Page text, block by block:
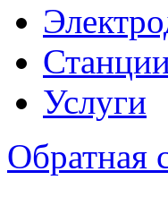
Услуги
Обратная